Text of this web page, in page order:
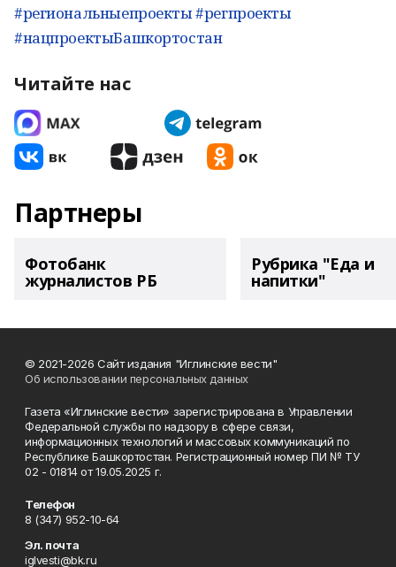
#региональныепроекты#регпроекты
#нацпроектыБашкортостан
Читайте нас
Партнеры
Фотобанк
журналистов РБ
Рубрика "Еда и
напитки"
© 2021-2026 Сайт издания "Иглинские вести"
Об использовании персональных данных
Газета «Иглинские вести» зарегистрирована в Управлении
Федеральной службы по надзору в сфере связи,
информационных технологий и массовых коммуникаций по
Республике Башкортостан. Регистрационный номер ПИ № ТУ
02 - 01814 от 19.05.2025 г.
Телефон
8 (347) 952-10-64
Эл. почта
iglvesti@bk.ru